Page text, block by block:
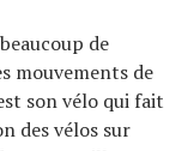
de
mouvements de
son vélo qui fait
des vélos sur